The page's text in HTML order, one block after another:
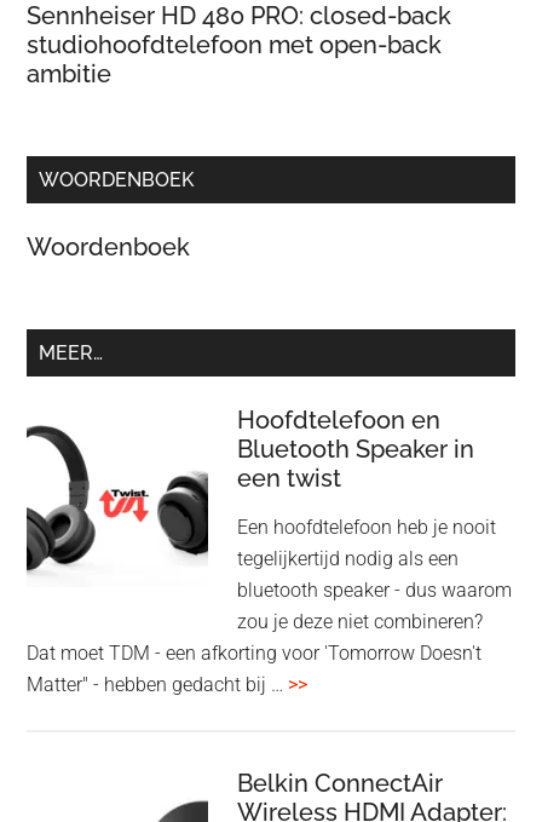
Sennheiser HD 480 PRO: closed-back
studiohoofdtelefoon met open-back
ambitie
WOORDENBOEK
Woordenboek
MEER…
Hoofdtelefoon en
Bluetooth Speaker in
een twist
Een hoofdtelefoon heb je nooit
tegelijkertijd nodig als een
bluetooth speaker - dus waarom
zou je deze niet combineren?
Dat moet TDM - een afkorting voor 'Tomorrow Doesn't
Matter" - hebben gedacht bij … >>overHoofdtelefoon
Speaker
in
Belkin ConnectAir
Wireless HDMI Adapter: